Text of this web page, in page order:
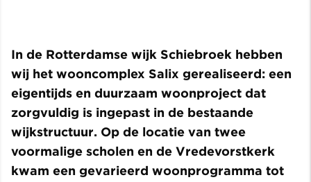
In de Rotterdamse wijk Schiebroek hebben
wij het wooncomplex Salix gerealiseerd: een
eigentijds en duurzaam woonproject dat
zorgvuldig is ingepast in de bestaande
wijkstructuur. Op de locatie van twee
voormalige scholen en de Vredevorstkerk
kwam een gevarieerd woonprogramma tot